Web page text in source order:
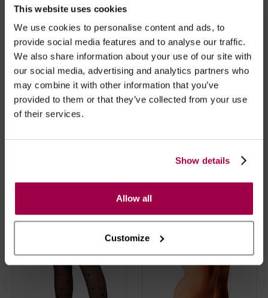
This website uses cookies
We use cookies to personalise content and ads, to
provide social media features and to analyse our traffic.
We also share information about your use of our site with
our social media, advertising and analytics partners who
may combine it with other information that you’ve
provided to them or that they’ve collected from your use
of their services.
Show details
Allow all
Customize
Collants Tattoo